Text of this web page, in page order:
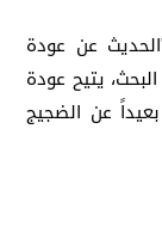
عن عودة
يتيح عودة
عن الضجيج